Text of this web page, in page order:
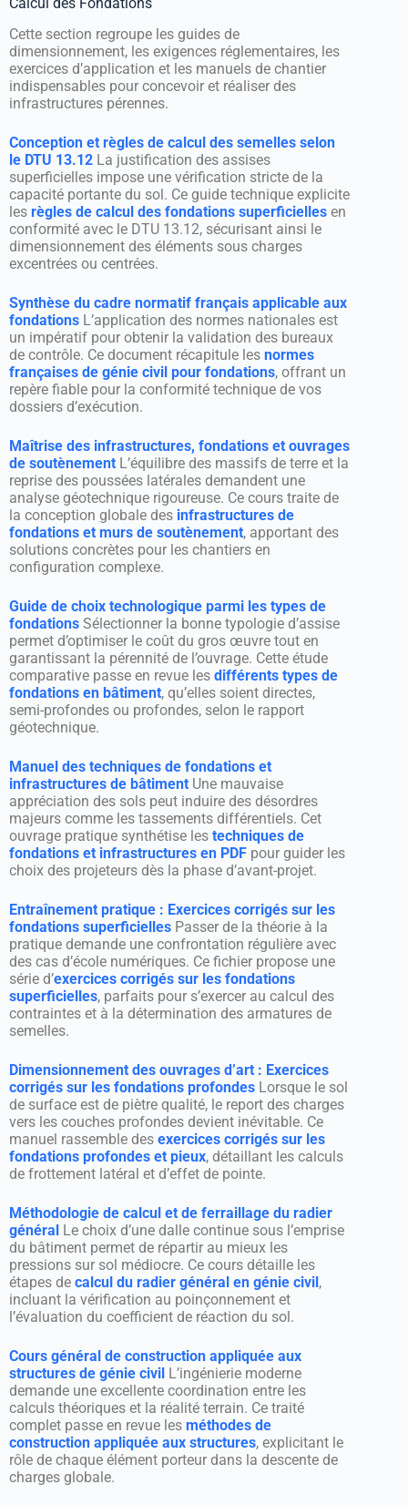
Cette section regroupe les guides de
dimensionnement, les exigences réglementaires, les
exercices d’application et les manuels de chantier
indispensables pour concevoir et réaliser des
infrastructures pérennes.
Conception et règles de calcul des semelles selon
le DTU 13.12 La justification des assises
superficielles impose une vérification stricte de la
capacité portante du sol. Ce guide technique explicite
les règles de calcul des fondations superficielles en
conformité avec le DTU 13.12, sécurisant ainsi le
dimensionnement des éléments sous charges
excentrées ou centrées.
Synthèse du cadre normatif français applicable aux
fondations L’application des normes nationales est
un impératif pour obtenir la validation des bureaux
de contrôle. Ce document récapitule les normes
françaises de génie civil pour fondations, offrant un
repère fiable pour la conformité technique de vos
dossiers d’exécution.
Maîtrise des infrastructures, fondations et ouvrages
de soutènement L’équilibre des massifs de terre et la
reprise des poussées latérales demandent une
analyse géotechnique rigoureuse. Ce cours traite de
la conception globale des infrastructures de
fondations et murs de soutènement, apportant des
solutions concrètes pour les chantiers en
configuration complexe.
Guide de choix technologique parmi les types de
fondations Sélectionner la bonne typologie d’assise
permet d’optimiser le coût du gros œuvre tout en
garantissant la pérennité de l’ouvrage. Cette étude
comparative passe en revue les différents types de
fondations en bâtiment, qu’elles soient directes,
semi-profondes ou profondes, selon le rapport
géotechnique.
Manuel des techniques de fondations et
infrastructures de bâtiment Une mauvaise
appréciation des sols peut induire des désordres
majeurs comme les tassements différentiels. Cet
ouvrage pratique synthétise les techniques de
fondations et infrastructures en PDF pour guider les
choix des projeteurs dès la phase d’avant-projet.
Entraînement pratique : Exercices corrigés sur les
fondations superficielles Passer de la théorie à la
pratique demande une confrontation régulière avec
des cas d’école numériques. Ce fichier propose une
série d’exercices corrigés sur les fondations
superficielles, parfaits pour s’exercer au calcul des
contraintes et à la détermination des armatures de
semelles.
Dimensionnement des ouvrages d’art : Exercices
corrigés sur les fondations profondes Lorsque le sol
de surface est de piètre qualité, le report des charges
vers les couches profondes devient inévitable. Ce
manuel rassemble des exercices corrigés sur les
fondations profondes et pieux, détaillant les calculs
de frottement latéral et d’effet de pointe.
Méthodologie de calcul et de ferraillage du radier
général Le choix d’une dalle continue sous l’emprise
du bâtiment permet de répartir au mieux les
pressions sur sol médiocre. Ce cours détaille les
étapes de calcul du radier général en génie civil,
incluant la vérification au poinçonnement et
l’évaluation du coefficient de réaction du sol.
Cours général de construction appliquée aux
structures de génie civil L’ingénierie moderne
demande une excellente coordination entre les
calculs théoriques et la réalité terrain. Ce traité
complet passe en revue les méthodes de
construction appliquée aux structures, explicitant le
rôle de chaque élément porteur dans la descente de
charges globale.